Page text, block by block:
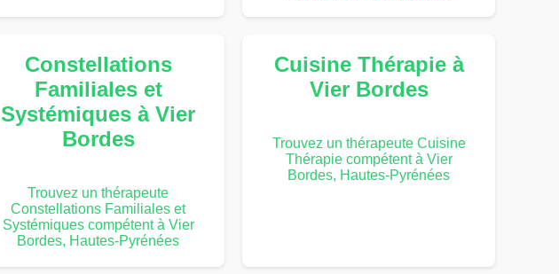
Constellations
Familiales et
Systémiques à Vier
Bordes
Trouvez un thérapeute
Constellations Familiales et
Systémiques compétent à Vier
Bordes, Hautes-Pyrénées
Cuisine Thérapie à
Vier Bordes
Trouvez un thérapeute Cuisine
Thérapie compétent à Vier
Bordes, Hautes-Pyrénées